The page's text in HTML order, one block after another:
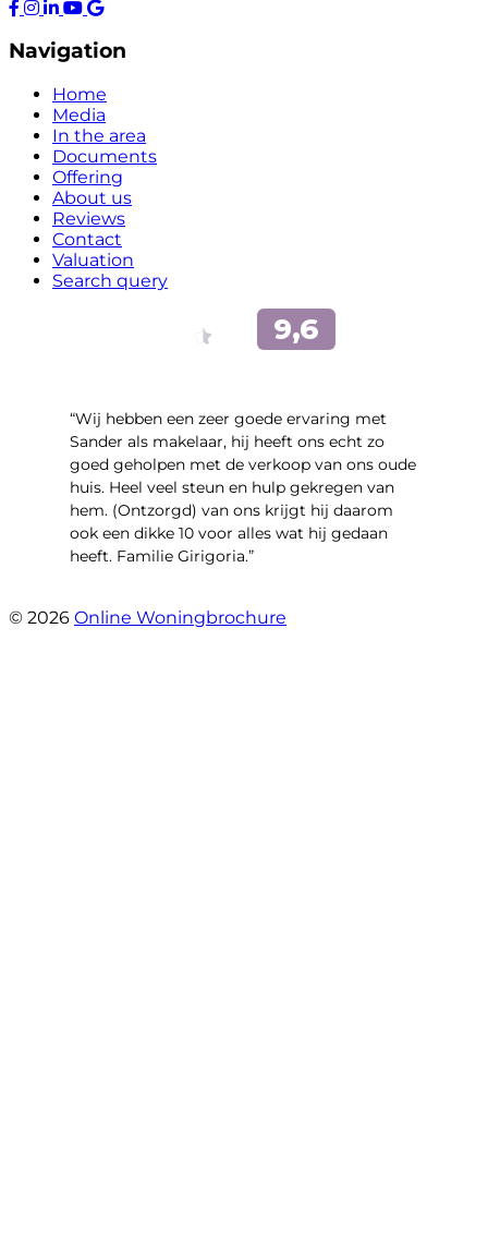
Navigation
Home
Media
In the area
Documents
Offering
About us
Reviews
Contact
Valuation
Search query
“Wij hebben een zeer goede ervaring met
Sander als makelaar, hij heeft ons echt zo
goed geholpen met de verkoop van ons oude
huis. Heel veel steun en hulp gekregen van
hem. (Ontzorgd) van ons krijgt hij daarom
ook een dikke 10 voor alles wat hij gedaan
heeft. Familie Girigoria.”
© 2026 Online Woningbrochure